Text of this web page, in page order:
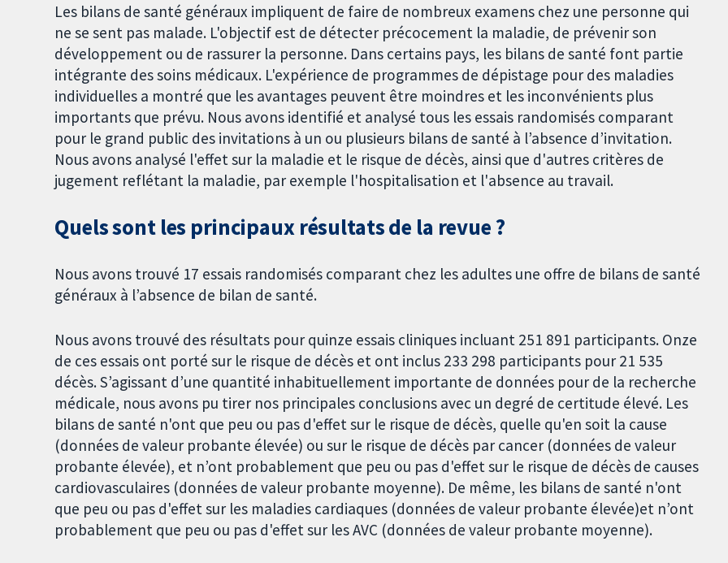
Les bilans de santé généraux impliquent de faire de nombreux examens chez une personne qui
ne se sent pas malade. L'objectif est de détecter précocement la maladie, de prévenir son
développement ou de rassurer la personne. Dans certains pays, les bilans de santé font partie
intégrante des soins médicaux. L'expérience de programmes de dépistage pour des maladies
individuelles a montré que les avantages peuvent être moindres et les inconvénients plus
importants que prévu. Nous avons identifié et analysé tous les essais randomisés comparant
pour le grand public des invitations à un ou plusieurs bilans de santé à l’absence d’invitation.
Nous avons analysé l'effet sur la maladie et le risque de décès, ainsi que d'autres critères de
jugement reflétant la maladie, par exemple l'hospitalisation et l'absence au travail.
Quels sont les principaux résultats de la revue ?
Nous avons trouvé 17 essais randomisés comparant chez les adultes une offre de bilans de santé
généraux à l’absence de bilan de santé.
Nous avons trouvé des résultats pour quinze essais cliniques incluant 251 891 participants. Onze
de ces essais ont porté sur le risque de décès et ont inclus 233 298 participants pour 21 535
décès. S’agissant d’une quantité inhabituellement importante de données pour de la recherche
médicale, nous avons pu tirer nos principales conclusions avec un degré de certitude élevé. Les
bilans de santé n'ont que peu ou pas d'effet sur le risque de décès, quelle qu'en soit la cause
(données de valeur probante élevée) ou sur le risque de décès par cancer (données de valeur
probante élevée), et n’ont probablement que peu ou pas d'effet sur le risque de décès de causes
cardiovasculaires (données de valeur probante moyenne). De même, les bilans de santé n'ont
que peu ou pas d'effet sur les maladies cardiaques (données de valeur probante élevée)et n’ont
probablement que peu ou pas d'effet sur les AVC (données de valeur probante moyenne).